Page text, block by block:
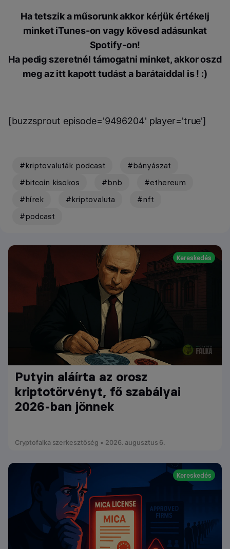
Ha tetszik a műsorunk akkor kérjük értékelj
minket iTunes-on vagy kövesd adásunkat
Spotify-on!
Ha pedig szeretnél támogatni minket, akkor oszd
meg az itt kapott tudást a barátaiddal is ! :)
[buzzsprout episode='9496204' player='true']
#kriptovaluták podcast
#bányászat
#bitcoin kisokos
#bnb
#ethereum
#hírek
#kriptovaluta
#nft
#podcast
Kereskedés
Putyin aláírta az orosz
kriptotörvényt, fő szabályai
2026-ban jönnek
Cryptofalka szerkesztőség • 2026. augusztus 6.
Kereskedés